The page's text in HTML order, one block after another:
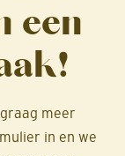
een
meer
in en we